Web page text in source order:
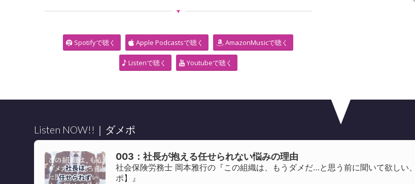
Spotifyで聴く Apple Podcastsで聴く AmazonMusicで聴く
Listenで聴く Youtubeで聴く
Listen NOW!!｜ダメポ
Audio
Player
社会保険労務士 岡本雅行の『この組織は、もうダメだ…と思う前に聞いて欲しい
ポ】』
003：社長が抱える任せられない悩みの理由